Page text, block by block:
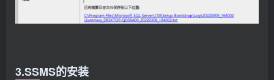
3.SSMS的安装